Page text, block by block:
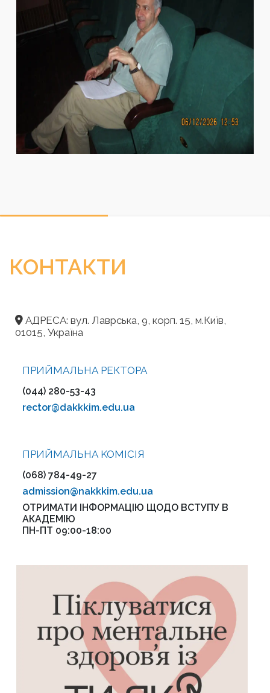
КОНТАКТИ
АДРЕСА: вул. Лаврська, 9, корп. 15, м.Київ,
01015, Україна
ПРИЙМАЛЬНА РЕКТОРА
(044) 280-53-43
rector@dakkkim.edu.ua
ПРИЙМАЛЬНА KOMІСІЯ
(068) 784-49-27
admission@nakkkim.edu.ua
ОТРИМАТИ ІНФОРМАЦІЮ ЩОДО ВСТУПУ В
АКАДЕМІЮ
ПН-ПТ 09:00-18:00